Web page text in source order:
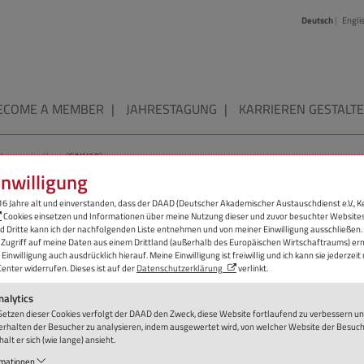
Deutsch
A MEMBER JAHRESTAGUNG KARRIEREN
organisations (GAIN25)
large research
offer a wide range of career opportunities.
and with business, civil society and others result in
career paths. From the classic career with the
paths at research infrastructures, in industry or in
and politics, the possibilities are manifold. This
that are open to different CVs and skill sets. The aim of
Jahre alt und einverstanden, dass der DAAD (Deutscher Akademischer Austauschdienst e.V.,
Cookieseinsetzen und Informationen über meine Nutzung dieser und zuvor besuchter
Dritte kann ich der nachfolgenden Liste entnehmen und von meiner Einwilligung
Zugriff auf meine Daten aus einem Drittland (außerhalb des Europäischen Wirtschaftraums)
auch ausdrücklich hierauf. Meine Einwilligung ist freiwillig und ich kann sie
widerrufen. Dieses ist auf derDatenschutzerklärung verlinkt.
dieserCookiesverfolgt der DAAD den Zweck, dieseWebsitefortlaufend zu verbessern
der Besucher zu analysieren, indem ausgewertet wird, von welcherWebsiteder
er sich (wie lange) ansieht.